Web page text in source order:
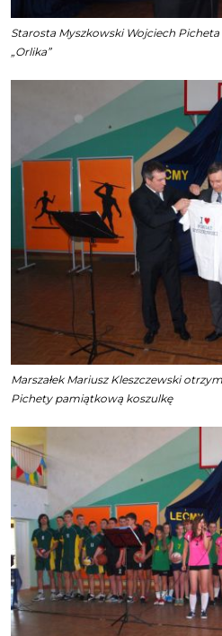
Starosta Myszkowski Wojciech
„Orlika”
Marszałek Mariusz Kleszczewski
Pichety pamiątkową koszulkę